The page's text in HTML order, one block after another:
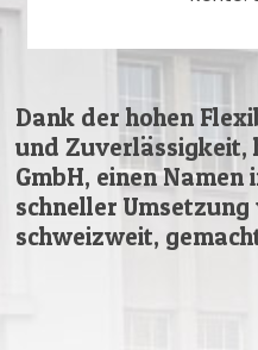
Dank der hohen
und Zuverlässigkeit,
GmbH, einen
schneller
schweizweit,